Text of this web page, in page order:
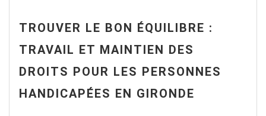
TROUVER LE BON ÉQUILIBRE :
TRAVAIL ET MAINTIEN DES
DROITS POUR LES PERSONNES
HANDICAPÉES EN GIRONDE